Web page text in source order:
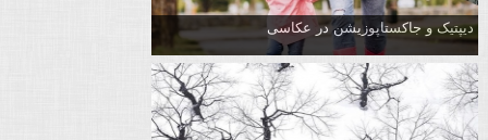
دیپتیک و جاکستا‌پوزیشن در عکاسی